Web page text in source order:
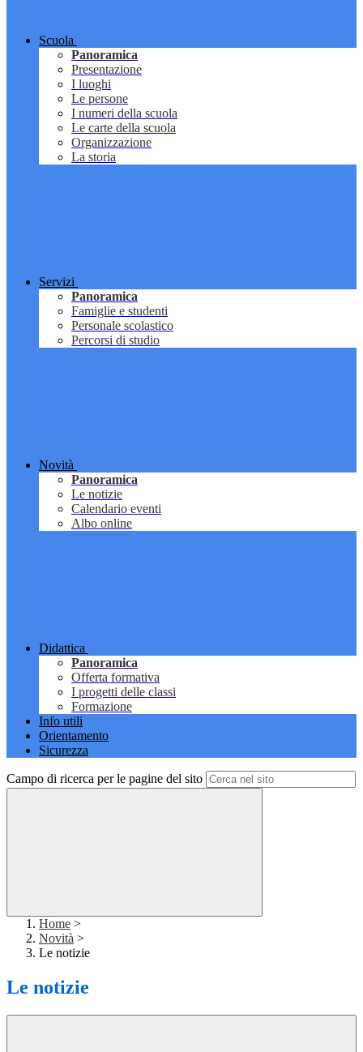
Scuola
Panoramica
Presentazione
I luoghi
Le persone
I numeri della scuola
Le carte della scuola
Organizzazione
La storia
Servizi
Panoramica
Famiglie e studenti
Personale scolastico
Percorsi di studio
Novità
Panoramica
Le notizie
Calendario eventi
Albo online
Didattica
Panoramica
Offerta formativa
I progetti delle classi
Formazione
Info utili
Orientamento
Sicurezza
Campo di ricerca per le pagine del sito
Home >
Novità >
Le notizie
Le notizie